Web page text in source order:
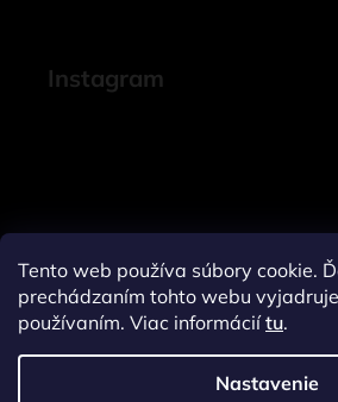
Tento web používa súbory cookie.
prechádzaním tohto webu
používaním. Viac informáciítu.
Nastavenie
Instagram